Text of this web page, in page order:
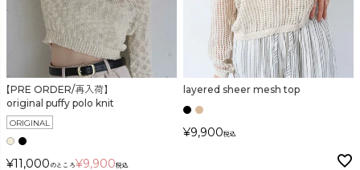
価格
〜
【PRE ORDER/再入荷】
original puffy polo knit
ORIGINAL
¥11,000 のところ¥9,900税込
layered sheer mesh top
¥9,900税込